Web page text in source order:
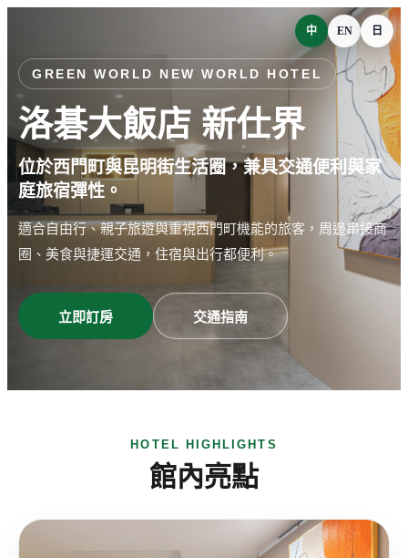
中 EN 日
GREEN WORLD NEW WORLD HOTEL
洛碁大飯店 新仕界
位於西門町與昆明街生活圈，兼具交通便利與家
庭旅宿彈性。
適合自由行、親子旅遊與重視西門町機能的旅客，周邊串接商
圈、美食與捷運交通，住宿與出行都便利。
立即訂房 交通指南
HOTEL HIGHLIGHTS
館內亮點